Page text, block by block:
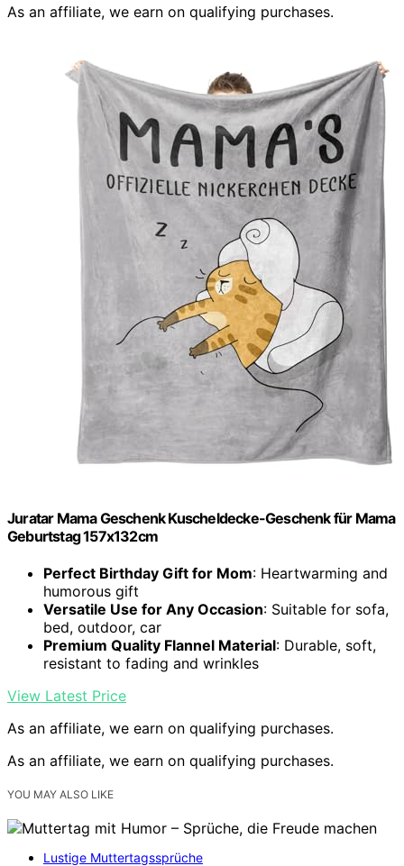
As an affiliate, we earn on qualifying purchases.
Juratar Mama Geschenk Kuscheldecke-Geschenk für Mama
Geburtstag 157x132cm
Perfect Birthday Gift for Mom: Heartwarming and
humorous gift
Versatile Use for Any Occasion: Suitable for sofa,
bed, outdoor, car
Premium Quality Flannel Material: Durable, soft,
resistant to fading and wrinkles
View Latest Price
As an affiliate, we earn on qualifying purchases.
As an affiliate, we earn on qualifying purchases.
YOU MAY ALSO LIKE
Lustige Muttertagssprüche